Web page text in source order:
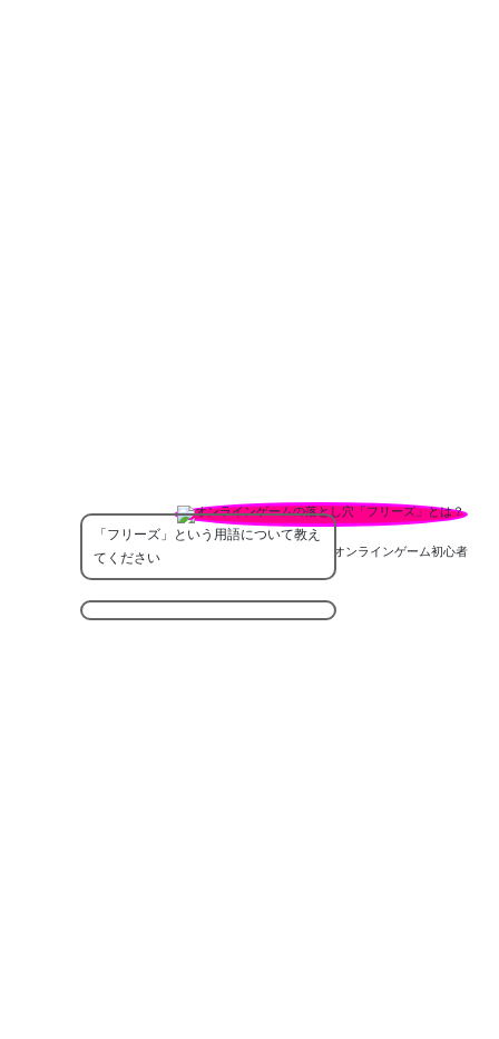
オンラインゲーム初心者
「フリーズ」という用語について教え
てください